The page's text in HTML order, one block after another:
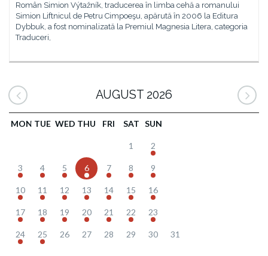
Român Simion Výtažník, traducerea în limba cehă a romanului
Simion Liftnicul de Petru Cimpoeşu, apărută în 2006 la Editura
Dybbuk, a fost nominalizată la Premiul Magnesia Litera, categoria
Traduceri,
AUGUST 2026
MON TUE WED THU FRI SAT SUN
1 2
3 4 5 6 7 8 9
10 11 12 13 14 15 16
17 18 19 20 21 22 23
24 25 26 27 28 29 30 31